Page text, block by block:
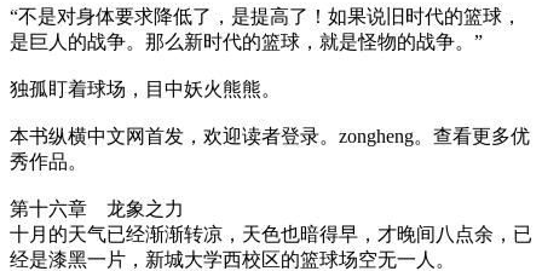
“不是对身体要求降低了，是提高了！如果说旧时代的篮球，
是巨人的战争。那么新时代的篮球，就是怪物的战争。”
独孤盯着球场，目中妖火熊熊。
本书纵横中文网首发，欢迎读者登录。zongheng。查看更多优
秀作品。
第十六章 龙象之力
十月的天气已经渐渐转凉，天色也暗得早，才晚间八点余，已
经是漆黑一片，新城大学西校区的篮球场空无一人。